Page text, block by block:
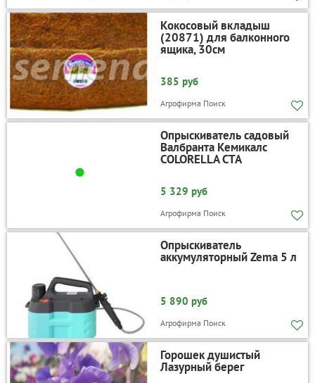
Кокосовый вкладыш
(20871) для балконного
ящика, 30см
385 руб
Агрофирма Поиск
Опрыскиватель садовый
Валбранта Кемикалс
COLORELLA CTA
5 329 руб
Агрофирма Поиск
Опрыскиватель
аккумуляторный Zema 5 л
5 890 руб
Агрофирма Поиск
Горошек душистый
Лазурный берег